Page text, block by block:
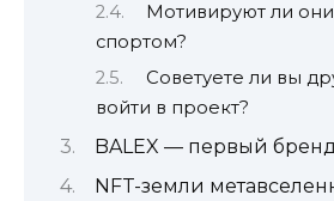
Мотивируют ли они
спортом?
Советуете ли вы
войти в проект?
BALEX — первый
NFT-земли